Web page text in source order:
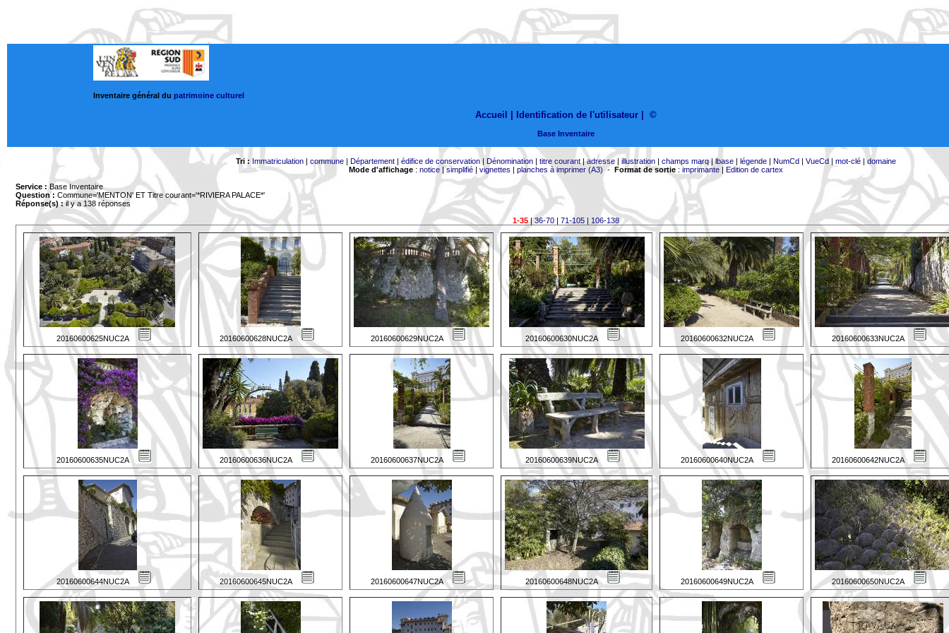
Inventaire général du patrimoine culturel
Accueil | Identification de l'utilisateur ©
Base Inventaire
Tri : Immatriculation| commune| Département| édifice de conservation| Dénomination| titre courant|adresse| illustration| champs marq|lbase| légende| NumCd| VueCd| mot-clé|domaine
Mode d'affichage: notice|simplifié| vignettes | planches à imprimer (A3) - Format de sortie: imprimante| Edition de cartex
Service : Base Inventaire
Question : Commune='MENTON' ET Titre courant='*RIVIERA PALACE*'
Réponse(s) :il y a 138 réponses
1-35|36-70| 71-105| 106-138
20160600625NUC2A 20160600628NUC2A 20160600629NUC2A 20160600630NUC2A 20160600632NUC2A 20160600633NUC2A
20160600635NUC2A 20160600636NUC2A 20160600637NUC2A 20160600639NUC2A 20160600640NUC2A 20160600642NUC2A
20160600644NUC2A 20160600645NUC2A 20160600647NUC2A 20160600648NUC2A 20160600649NUC2A 20160600650NUC2A